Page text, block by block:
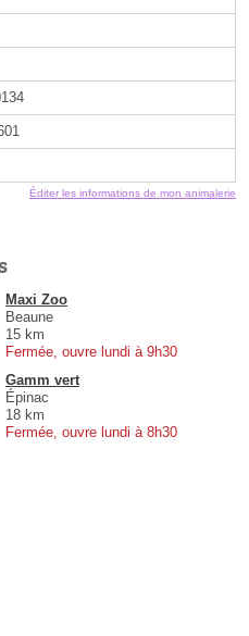
Éditer les informations de mon animalerie
Maxi Zoo
Beaune
15 km
Fermée, ouvre lundi à 9h30
Gamm vert
Épinac
18 km
Fermée, ouvre lundi à 8h30